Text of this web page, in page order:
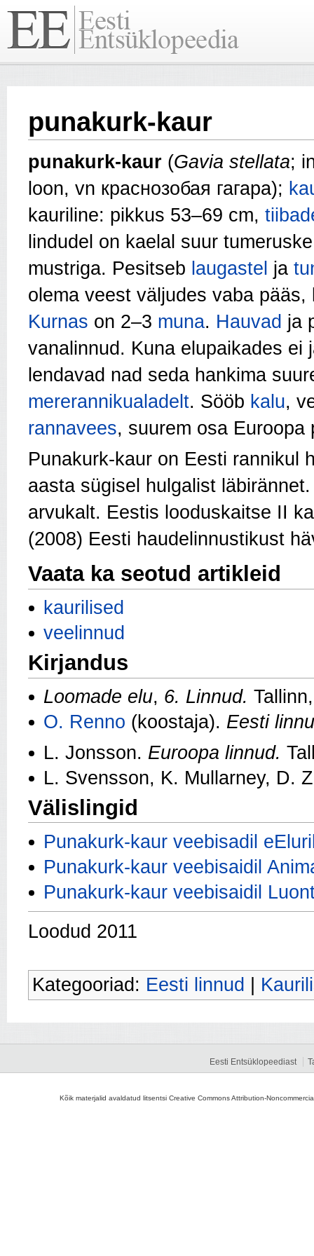
punakurk-kaur
punakurk-kaur (Gavia stellata;
loon, vn краснозобая гагара);
kauriline: pikkus 53–69 cm,
lindudel on kaelal suur
mustriga. Pesitseb laugastel ja
olema veest väljudes vaba
Kurnas on 2–3 muna. Hauvad ja
vanalinnud. Kuna elupaikades
lendavad nad seda hankima
mererannikualadelt. Sööb kalu,
rannavees, suurem osa
Punakurk-kaur on Eesti rannikul
aasta sügisel hulgalist
arvukalt. Eestis looduskaitse II
(2008) Eesti haudelinnustikust
Vaata ka seotud artikleid
kaurilised
veelinnud
Kirjandus
Loomade elu, 6. Linnud.
O. Renno (koostaja). Eesti
L. Jonsson. Euroopa linnud.
L. Svensson, K. Mullarney, D.
Välislingid
Punakurk-kaur veebisadil
Punakurk-kaur veebisaidil
Punakurk-kaur veebisaidil
Loodud 2011
Kategooriad: Eesti linnud
Eesti Entsüklopeediast
Kõik materjalid avaldatud litsentsi Creative Commons Attribution-